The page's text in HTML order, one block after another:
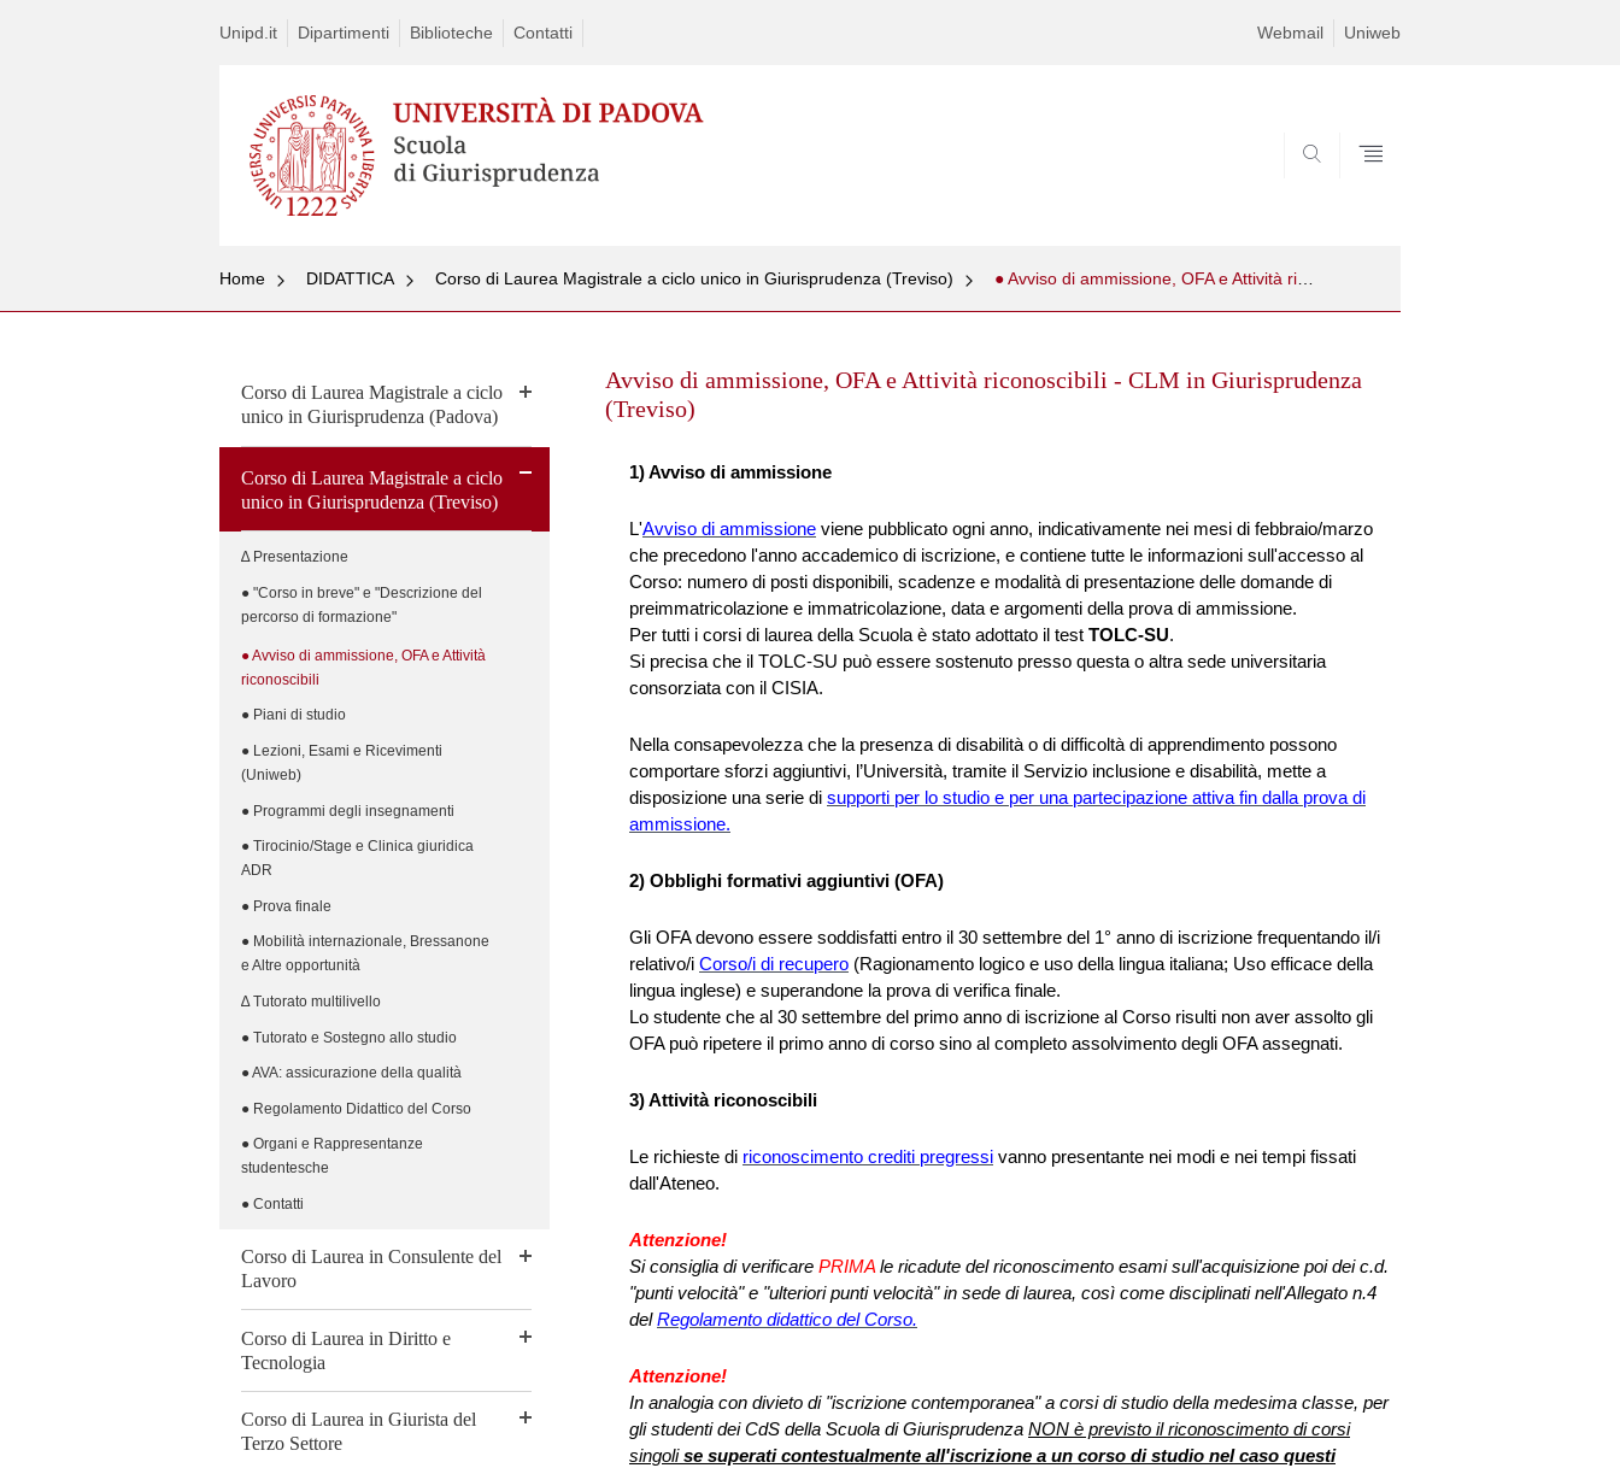
Unipd.it Dipartimenti Biblioteche Contatti Webmail Uniweb
Home DIDATTICA Corso di Laurea Magistrale a ciclo unico in Giurisprudenza (Treviso) ● Avviso di ammissione, OFA e Attività riconoscibili
Corso di Laurea Magistrale a ciclo
unico in Giurisprudenza (Padova)
Corso di Laurea Magistrale a ciclo
unico in Giurisprudenza (Treviso)
∆ Presentazione
● "Corso in breve" e "Descrizione del
percorso di formazione"
● Avviso di ammissione, OFA e Attività
riconoscibili
● Piani di studio
● Lezioni, Esami e Ricevimenti
(Uniweb)
● Programmi degli insegnamenti
● Tirocinio/Stage e Clinica giuridica
ADR
● Prova finale
● Mobilità internazionale, Bressanone
e Altre opportunità
∆ Tutorato multilivello
● Tutorato e Sostegno allo studio
● AVA: assicurazione della qualità
● Regolamento Didattico del Corso
● Organi e Rappresentanze
studentesche
● Contatti
Corso di Laurea in Consulente del
Lavoro
Corso di Laurea in Diritto e
Tecnologia
Corso di Laurea in Giurista del
Terzo Settore
Avviso di ammissione, OFA e Attività riconoscibili - CLM in Giurisprudenza
(Treviso)
1) Avviso di ammissione
L'Avviso di ammissione viene pubblicato ogni anno, indicativamente nei mesi di febbraio/marzo
che precedono l'anno accademico di iscrizione, e contiene tutte le informazioni sull'accesso al
Corso: numero di posti disponibili, scadenze e modalità di presentazione delle domande di
preimmatricolazione e immatricolazione, data e argomenti della prova di ammissione.
Per tutti i corsi di laurea della Scuola è stato adottato il test TOLC-SU.
Si precisa che il TOLC-SU può essere sostenuto presso questa o altra sede universitaria
consorziata con il CISIA.
Nella consapevolezza che la presenza di disabilità o di difficoltà di apprendimento possono
comportare sforzi aggiuntivi, l’Università, tramite il Servizio inclusione e disabilità, mette a
disposizione una serie di supporti per lo studio e per una partecipazione attiva fin dalla prova di
ammissione.
2) Obblighi formativi aggiuntivi (OFA)
Gli OFA devono essere soddisfatti entro il 30 settembre del 1° anno di iscrizione frequentando il/i
relativo/i Corso/i di recupero (Ragionamento logico e uso della lingua italiana; Uso efficace della
lingua inglese) e superandone la prova di verifica finale.
Lo studente che al 30 settembre del primo anno di iscrizione al Corso risulti non aver assolto gli
OFA può ripetere il primo anno di corso sino al completo assolvimento degli OFA assegnati.
3) Attività riconoscibili
Le richieste di riconoscimento crediti pregressi vanno presentante nei modi e nei tempi fissati
dall'Ateneo.
Attenzione!
Si consiglia di verificare PRIMA le ricadute del riconoscimento esami sull'acquisizione poi dei c.d.
"punti velocità" e "ulteriori punti velocità" in sede di laurea, così come disciplinati nell'Allegato n.4
delRegolamento didattico del Corso.
Attenzione!
In analogia con divieto di "iscrizione contemporanea" a corsi di studio della medesima classe, per
gli studenti dei CdS della Scuola di Giurisprudenza NON è previsto il riconoscimento di corsi
singolise superati contestualmente all'iscrizione a un corso di studio nel caso questi